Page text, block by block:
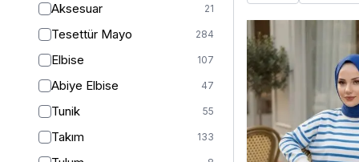
Aksesuar 21
Tesettür Mayo 284
Elbise 107
Abiye Elbise 47
Tunik 55
Takım 133